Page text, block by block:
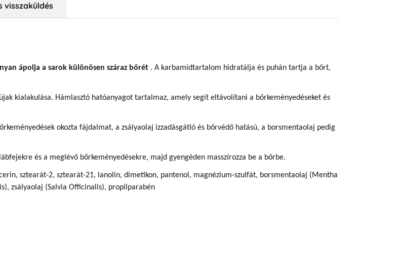
visszaküldés
ápolja a sarok különösen száraz bőrét. A karbamidtartalom hidratálja és puhán tartja a bőrt,
kialakulása. Hámlasztó hatóanyagot tartalmaz, amely segít eltávolítani a bőrkeményedéseket és
okozta fájdalmat, a zsályaolaj izzadásgátló és bőrvédő hatású, a borsmentaolaj pedig
és a meglévő bőrkeményedésekre, majd gyengéden masszírozza be a bőrbe.
sztearát-2, sztearát-21, lanolin, dimetikon, pantenol, magnézium-szulfát, borsmentaolaj (Mentha
zsályaolaj (Salvia Officinalis), propilparabén